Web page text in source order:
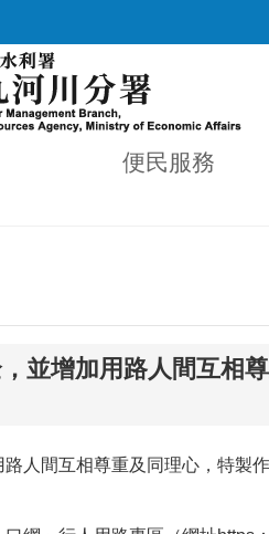
便民服務
並增加用路人間互相
人間互相尊重及同理心，特製